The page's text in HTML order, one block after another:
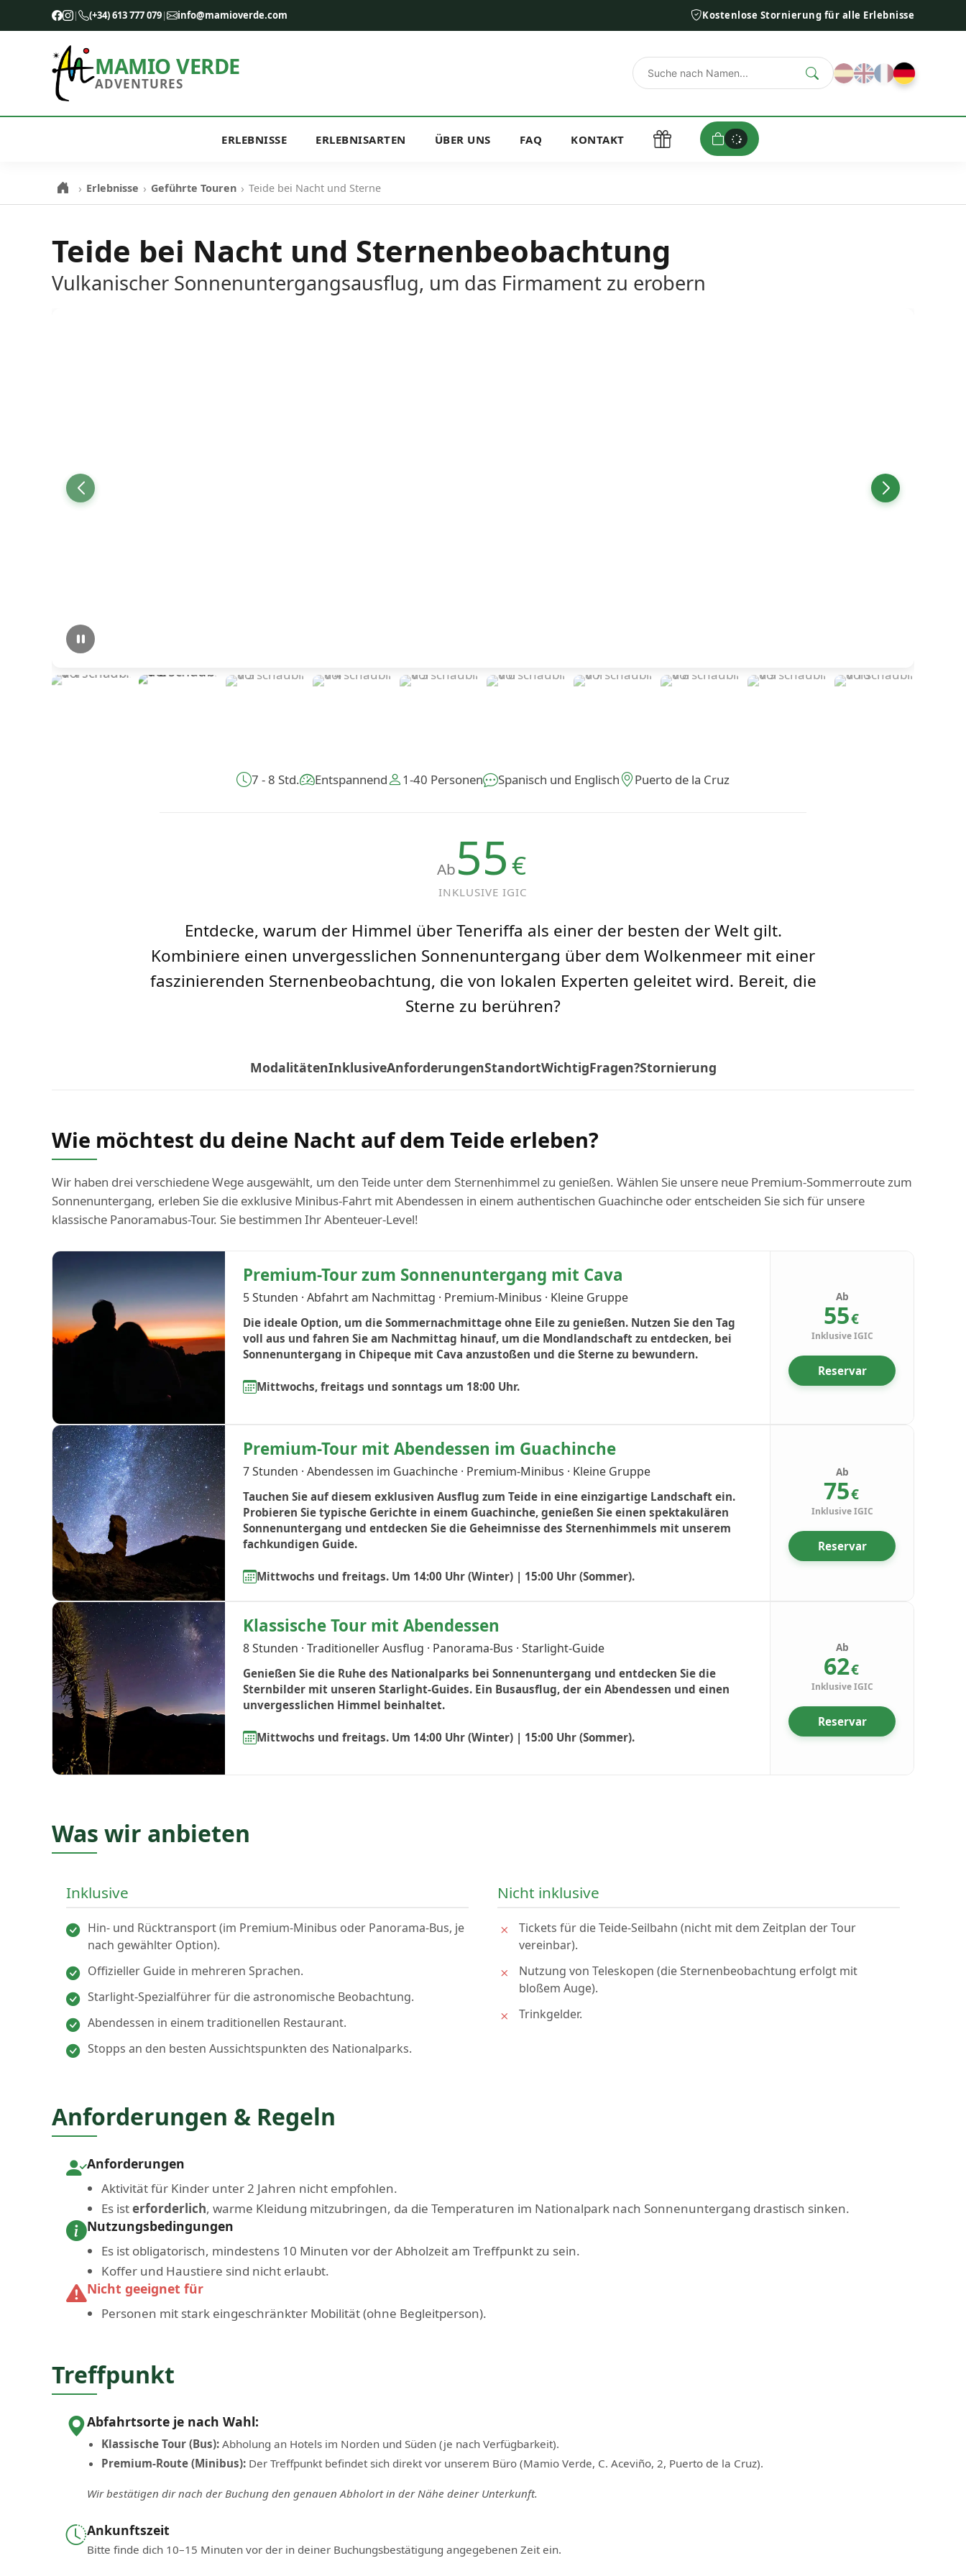
| (+34) 613 777 079| info@mamioverde.com Kostenlose Stornierung für alle Erlebnisse
MAMIO VERDE
ADVENTURES
ERLEBNISSE ERLEBNISARTEN ÜBER UNS FAQ KONTAKT 0
› Erlebnisse › Geführte Touren › Teide bei Nacht und Sterne
Teide bei Nacht und Sternenbeobachtung
Vulkanischer Sonnenuntergangsausflug, um das Firmament zu erobern
7 - 8 Std. Entspannend 1-40 Personen Spanisch und Englisch Puerto de la Cruz
Ab55€
INKLUSIVE IGIC
Entdecke, warum der Himmel über Teneriffa als einer der besten der Welt gilt.
Kombiniere einen unvergesslichen Sonnenuntergang über dem Wolkenmeer mit einer
faszinierenden Sternenbeobachtung, die von lokalen Experten geleitet wird. Bereit, die
Sterne zu berühren?
ModalitätenInklusiveAnforderungenStandortWichtigFragen?Stornierung
Wie möchtest du deine Nacht auf dem Teide erleben?
Wir haben drei verschiedene Wege ausgewählt, um den Teide unter dem Sternenhimmel zu genießen. Wählen Sie unsere neue Premium-Sommerroute zum
Sonnenuntergang, erleben Sie die exklusive Minibus-Fahrt mit Abendessen in einem authentischen Guachinche oder entscheiden Sie sich für unsere
klassische Panoramabus-Tour. Sie bestimmen Ihr Abenteuer-Level!
Premium-Tour zum Sonnenuntergang mit Cava
5 Stunden · Abfahrt am Nachmittag · Premium-Minibus · Kleine Gruppe
Die ideale Option, um die Sommernachmittage ohne Eile zu genießen. Nutzen Sie den Tag
voll aus und fahren Sie am Nachmittag hinauf, um die Mondlandschaft zu entdecken, bei
Sonnenuntergang in Chipeque mit Cava anzustoßen und die Sterne zu bewundern.
Mittwochs, freitags und sonntags um 18:00 Uhr.
Ab
55€
Inklusive IGIC
Reservar
Premium-Tour mit Abendessen im Guachinche
7 Stunden · Abendessen im Guachinche · Premium-Minibus · Kleine Gruppe
Tauchen Sie auf diesem exklusiven Ausflug zum Teide in eine einzigartige Landschaft ein.
Probieren Sie typische Gerichte in einem Guachinche, genießen Sie einen spektakulären
Sonnenuntergang und entdecken Sie die Geheimnisse des Sternenhimmels mit unserem
fachkundigen Guide.
Mittwochs und freitags. Um 14:00 Uhr (Winter) | 15:00 Uhr (Sommer).
Ab
75€
Inklusive IGIC
Reservar
Klassische Tour mit Abendessen
8 Stunden · Traditioneller Ausflug · Panorama-Bus · Starlight-Guide
Genießen Sie die Ruhe des Nationalparks bei Sonnenuntergang und entdecken Sie die
Sternbilder mit unseren Starlight-Guides. Ein Busausflug, der ein Abendessen und einen
unvergesslichen Himmel beinhaltet.
Mittwochs und freitags. Um 14:00 Uhr (Winter) | 15:00 Uhr (Sommer).
Ab
62€
Inklusive IGIC
Reservar
Was wir anbieten
Inklusive
Hin- und Rücktransport (im Premium-Minibus oder Panorama-Bus, je
nach gewählter Option).
Offizieller Guide in mehreren Sprachen.
Starlight-Spezialführer für die astronomische Beobachtung.
Abendessen in einem traditionellen Restaurant.
Stopps an den besten Aussichtspunkten des Nationalparks.
Nicht inklusive
Tickets für die Teide-Seilbahn (nicht mit dem Zeitplan der Tour
vereinbar).
Nutzung von Teleskopen (die Sternenbeobachtung erfolgt mit
bloßem Auge).
Trinkgelder.
Anforderungen & Regeln
Anforderungen
Aktivität für Kinder unter 2 Jahren nicht empfohlen.
Es isterforderlich, warme Kleidung mitzubringen, da die Temperaturen im Nationalpark nach Sonnenuntergang drastisch sinken.
Nutzungsbedingungen
Es ist obligatorisch, mindestens 10 Minuten vor der Abholzeit am Treffpunkt zu sein.
Koffer und Haustiere sind nicht erlaubt.
Nicht geeignet für
Personen mit stark eingeschränkter Mobilität (ohne Begleitperson).
Treffpunkt
Abfahrtsorte je nach Wahl:
Klassische Tour (Bus): Abholung an Hotels im Norden und Süden (je nach Verfügbarkeit).
Premium-Route (Minibus): Der Treffpunkt befindet sich direkt vor unserem Büro (Mamio Verde, C. Aceviño, 2, Puerto de la Cruz).
Wir bestätigen dir nach der Buchung den genauen Abholort in der Nähe deiner Unterkunft.
Ankunftszeit
Bitte finde dich 10–15 Minuten vor der in deiner Buchungsbestätigung angegebenen Zeit ein.